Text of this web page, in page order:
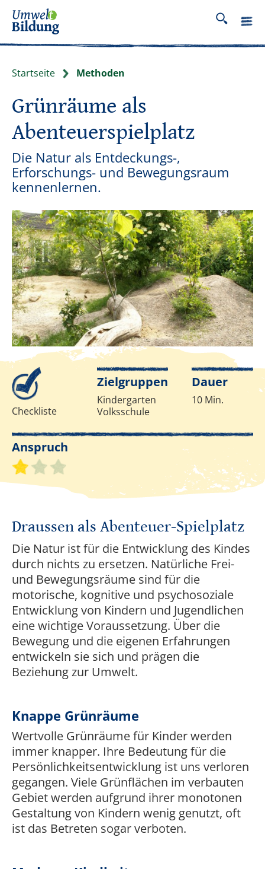
Startseite Methoden
Grünräume als
Abenteuerspielplatz
Die Natur als Entdeckungs-,
Erforschungs- und Bewegungsraum
kennenlernen.
©eNu
Infos zur Methode
Checkliste
Zielgruppen
Kindergarten
Volksschule
Dauer
10 Min.
Anspruch
Schwierigkeitsgrad 1 von 3
Draussen als Abenteuer-Spielplatz
Die Natur ist für die Entwicklung des Kindes
durch nichts zu ersetzen. Natürliche Frei-
und Bewegungsräume sind für die
motorische, kognitive und psychosoziale
Entwicklung von Kindern und Jugendlichen
eine wichtige Voraussetzung. Über die
Bewegung und die eigenen Erfahrungen
entwickeln sie sich und prägen die
Beziehung zur Umwelt.
Knappe Grünräume
Wertvolle Grünräume für Kinder werden
immer knapper. Ihre Bedeutung für die
Persönlichkeitsentwicklung ist uns verloren
gegangen. Viele Grünflächen im verbauten
Gebiet werden aufgrund ihrer monotonen
Gestaltung von Kindern wenig genutzt, oft
ist das Betreten sogar verboten.